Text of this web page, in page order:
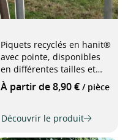
Piquets recyclés en hanit®
avec pointe, disponibles
en différentes tailles et
couleurs
À partir de 8,90 € / pièce
Découvrir le produit